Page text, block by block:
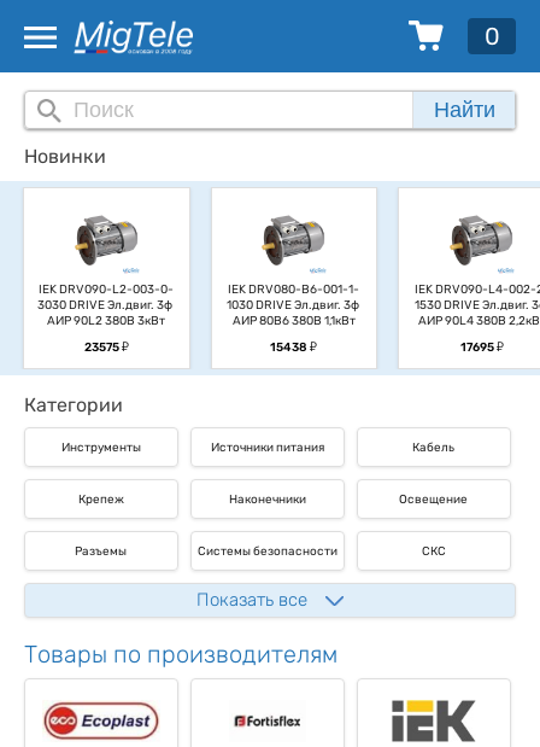
0
Найти
Новинки
IEK DRV090-L2-003-0-
3030 DRIVE Эл.двиг. 3ф
АИР 90L2 380В 3кВт
23575у
IEK DRV080-B6-001-1-
1030 DRIVE Эл.двиг. 3ф
АИР 80B6 380В 1,1кВт
15438у
IEK DRV090-L4-
1530 DRIVE Эл.двиг.
АИР 90L4 380В
17695у
Категории
Инструменты Источники питания Кабель
Крепеж Наконечники Освещение
Разъемы Системы безопасности СКС
Показать все
Товары по производителям